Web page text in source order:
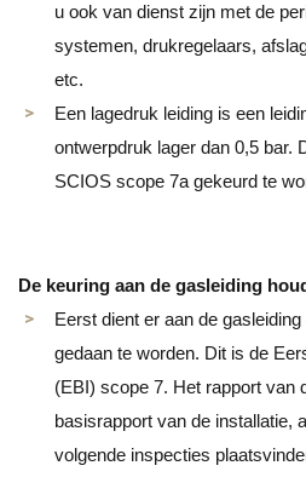
u ook van dienst zijn met de
systemen, drukregelaars,
etc.
Een lagedruk leiding is een
ontwerpdruk lager dan 0,5 bar.
SCIOS scope 7a gekeurd te
De keuring aan de gasleiding
Eerst dient er aan de
gedaan te worden. Dit is de
(EBI) scope 7. Het rapport van
basisrapport van de installatie,
volgende inspecties